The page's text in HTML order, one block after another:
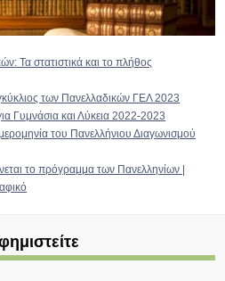
Τα στατιστικά και το πλήθος
των Πανελλαδικών ΓΕΛ 2023
Γυμνάσια και Λύκεια 2022-2023
του Πανελλήνιου Διαγωνισμού
το πρόγραμμα των Πανελληνίων |